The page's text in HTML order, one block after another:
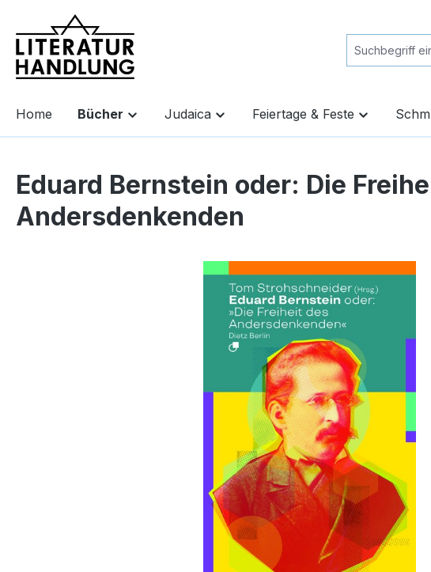
Zur Hauptnavigation springen
Home Bücher Judaica Feiertage & Feste
Eduard Bernstein oder: Die
Andersdenkenden